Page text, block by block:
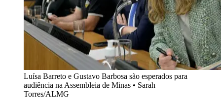
Luísa Barreto e Gustavo Barbosa são esperados para
audiência na Assembleia de Minas • Sarah
Torres/ALMG